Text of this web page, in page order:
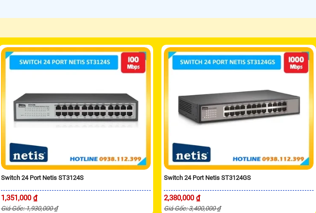
Switch 24 Port Netis ST3124S
1,351,000 ₫
Giá Gốc: 1,930,000 ₫
Switch 24 Port Netis ST3124GS
2,380,000 ₫
Giá Gốc: 3,400,000 ₫